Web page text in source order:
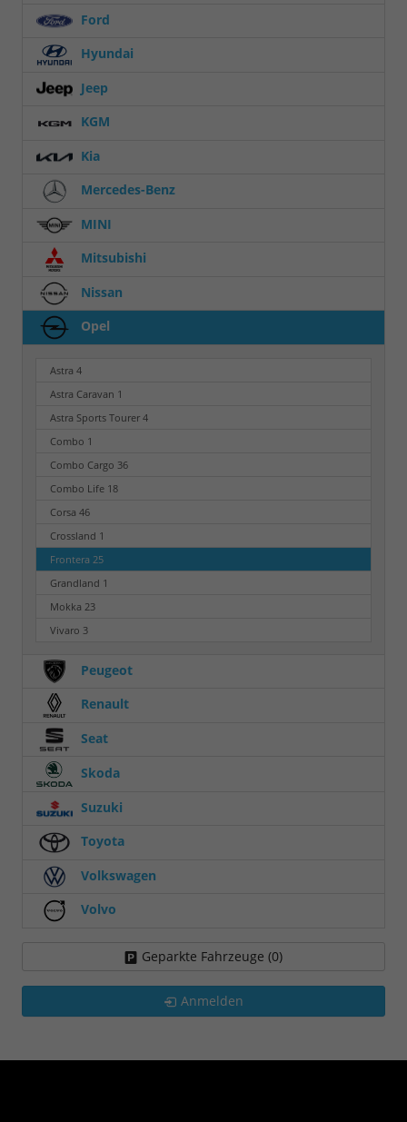
Ford
Hyundai
Jeep
KGM
Kia
Mercedes-Benz
MINI
Mitsubishi
Nissan
Opel
Astra 4
Astra Caravan 1
Astra Sports Tourer 4
Combo 1
Combo Cargo 36
Combo Life 18
Corsa 46
Crossland 1
Frontera 25
Grandland 1
Mokka 23
Vivaro 3
Peugeot
Renault
Seat
Skoda
Suzuki
Toyota
Volkswagen
Volvo
Geparkte Fahrzeuge (0)
Anmelden